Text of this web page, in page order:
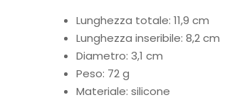
Lunghezza totale: 11,9 cm
Lunghezza inseribile: 8,2 cm
Diametro: 3,1 cm
Peso: 72 g
Materiale: silicone